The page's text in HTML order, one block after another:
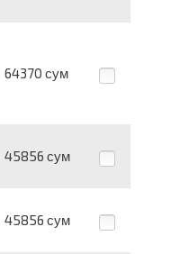
64370 сум
45856 сум
45856 сум